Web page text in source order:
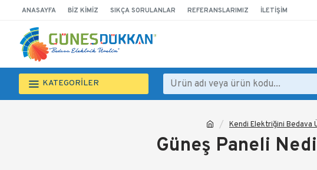
ANASAYFA BIZ KIMIZ SIKÇA SORULANLAR REFERANSLARIMIZ İLETIŞIM
KATEGORİLER
Kendi Elektriğini Bedava
Güneş Paneli